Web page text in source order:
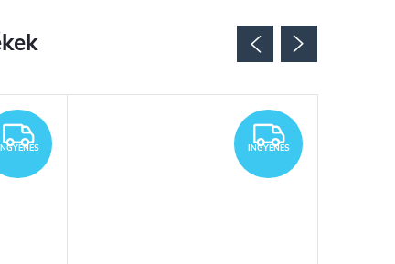
INGYENES
INGYENES INGYENES
INGYENES